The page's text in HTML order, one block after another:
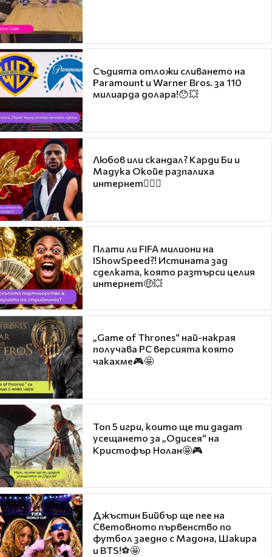
Съдията отложи сливането на
Paramount и Warner Bros. за 110
милиарда долара!😯💥
Любов или скандал? Карди Би и
Мадука Окойе разпалиха
интернет❤️‍🔥🔥
Плати ли FIFA милиони на
IShowSpeed?! Истината зад
сделката, която разтърси целия
интернет🤑💥
„Game of Thrones“ най-накрая
получава PC версията която
чакахме🎮🤩
Топ 5 игри, които ще ти дадат
усещането за „Одисея“ на
Кристофър Нолан🤩🎮
Джъстин Бийбър ще пее на
Световното първенство по
футбол заедно с Мадона, Шакира
и BTS!⚽🤩